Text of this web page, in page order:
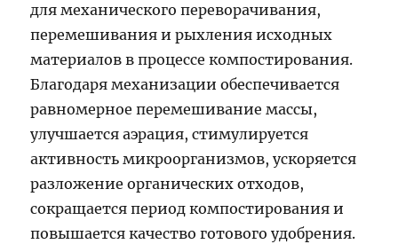
для механического переворачивания,
перемешивания и рыхления исходных
материалов в процессе компостирования.
Благодаря механизации обеспечивается
равномерное перемешивание массы,
улучшается аэрация, стимулируется
активность микроорганизмов, ускоряется
разложение органических отходов,
сокращается период компостирования и
повышается качество готового удобрения.